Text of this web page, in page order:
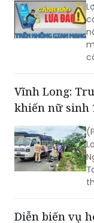
Vĩnh Long:
khiến nữ sinh
Diễn biến vụ